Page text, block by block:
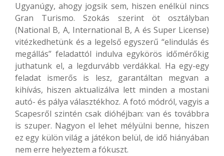
Ugyanúgy, ahogy jogsik sem, hiszen enélkül nincs
Gran Turismo. Szokás szerint öt osztályban
(National B, A, International B, A és Super License)
vitézkedhetünk és a legelső egyszerű “elindulás és
megállás” feladattól indulva egykörös időmérőkig
juthatunk el, a legdurvább verdákkal. Ha egy-egy
feladat ismerős is lesz, garantáltan megvan a
kihívás, hiszen aktualizálva lett minden a mostani
autó- és pálya választékhoz. A fotó módról, vagyis a
Scapesről szintén csak dióhéjban: van és továbbra
is szuper. Nagyon el lehet mélyülni benne, hiszen
ez egy külön világ a játékon belül, de idő hiányában
nem erre helyeztem a fókuszt.